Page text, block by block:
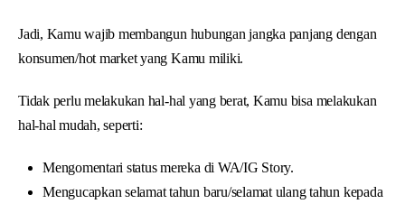
Jadi, Kamu wajib membangun hubungan jangka panjang dengan
konsumen/hot market yang Kamu miliki.
Tidak perlu melakukan hal-hal yang berat, Kamu bisa melakukan
hal-hal mudah, seperti:
Mengomentari status mereka di WA/IG Story.
Mengucapkan selamat tahun baru/selamat ulang tahun kepada